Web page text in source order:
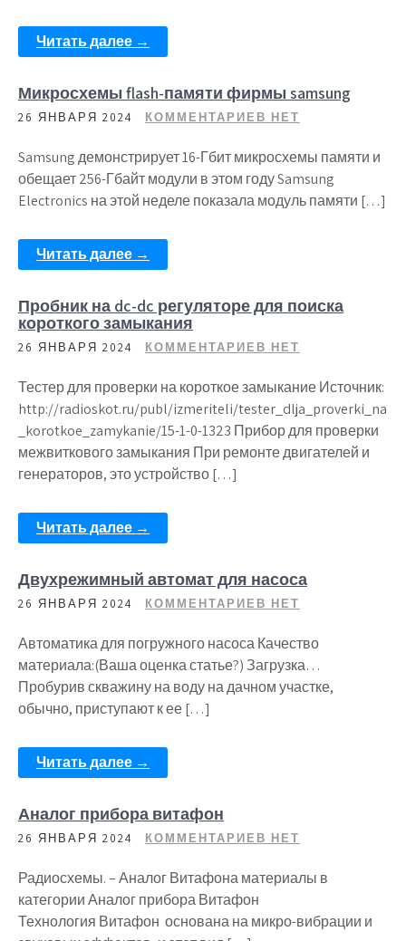
Читать далее →
Микросхемы flash-памяти фирмы samsung
26 ЯНВАРЯ 2024 КОММЕНТАРИЕВ НЕТ
Samsung демонстрирует 16-Гбит микросхемы памяти и
обещает 256-Гбайт модули в этом году Samsung
Electronics на этой неделе показала модуль памяти […]
Читать далее →
Пробник на dc-dc регуляторе для поиска
короткого замыкания
26 ЯНВАРЯ 2024 КОММЕНТАРИЕВ НЕТ
Тестер для проверки на короткое замыкание Источник:
http://radioskot.ru/publ/izmeriteli/tester_dlja_proverki_na
_korotkoe_zamykanie/15-1-0-1323 Прибор для проверки
межвиткового замыкания При ремонте двигателей и
генераторов, это устройство […]
Читать далее →
Двухрежимный автомат для насоса
26 ЯНВАРЯ 2024 КОММЕНТАРИЕВ НЕТ
Автоматика для погружного насоса Качество
материала:(Ваша оценка статье?) Загрузка…
Пробурив скважину на воду на дачном участке,
обычно, приступают к ее […]
Читать далее →
Аналог прибора витафон
26 ЯНВАРЯ 2024 КОММЕНТАРИЕВ НЕТ
Радиосхемы. – Аналог Витафона материалы в
категории Аналог прибора Витафон
Технология Витафон основана на микро-вибрации и